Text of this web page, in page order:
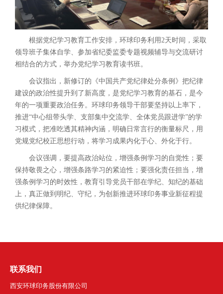
根据党纪学习教育工作安排，环球印务利用2天时间，采取
领导班子集体自学、参加省纪委监委专题视频辅导与交流研讨
相结合的方式，举办党纪学习教育读书班。
会议指出，新修订的《中国共产党纪律处分条例》把纪律
建设的政治性提升到了新高度，是党纪学习教育的基石，是今
年的一项重要政治任务。环球印务领导干部要坚持以上率下，
推进“中心组带头学、支部集中交流学、全体党员跟进学”的学
习模式，把准吃透其精神内涵，明确日常言行的衡量标尺，用
党规党纪校正思想行动，将学习成果内化于心、外化于行。
会议强调，要提高政治站位，增强条例学习的自觉性；要
保持敬畏之心，增强条路学习的紧迫性；要强化责任担当，增
强条例学习的时效性，教育引导党员干部在学纪、知纪的基础
上，真正做到明纪、守纪，为创新推进环球印务事业新征程提
供纪律保障。
联系我们
西安环球印务股份有限公司